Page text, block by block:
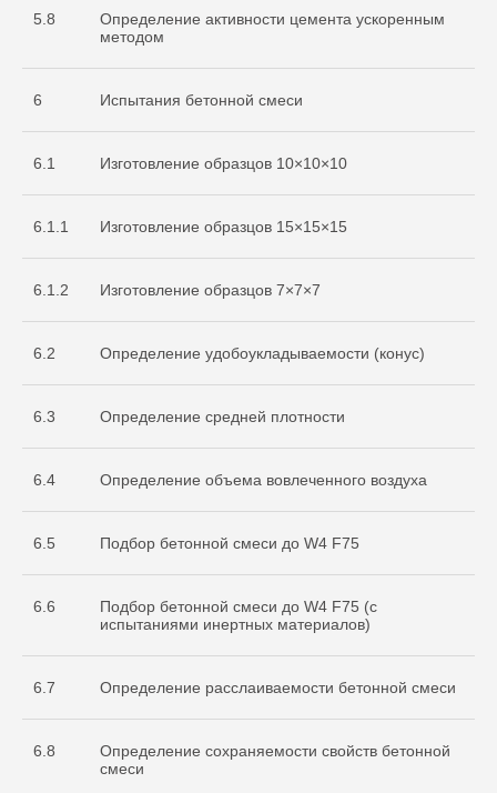
5.8
Определение активности цемента ускоренным
методом
6 Испытания бетонной смеси
6.1 Изготовление образцов 10×10×10
6.1.1 Изготовление образцов 15×15×15
6.1.2 Изготовление образцов 7×7×7
6.2 Определение удобоукладываемости (конус)
6.3 Определение средней плотности
6.4 Определение объема вовлеченного воздуха
6.5 Подбор бетонной смеси до W4 F75
6.6
Подбор бетонной смеси до W4 F75 (с
испытаниями инертных материалов)
6.7 Определение расслаиваемости бетонной смеси
6.8
Определение сохраняемости свойств бетонной
смеси
испытательной
лаборатории
Nº ИЛ-РОС-001691. Регистрационный
Остались вопросы
по необходимым объемам испытаний
ОСТАВИТЬ ЗАЯВКУ